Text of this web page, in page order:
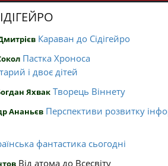
Караван до Сідігейро
Пастка Хроноса
і двоє дітей
Яхвак Творець Віннету
Ананьєв Перспективи розвитку
фантастика сьогодні
Від атома до Всесвіту